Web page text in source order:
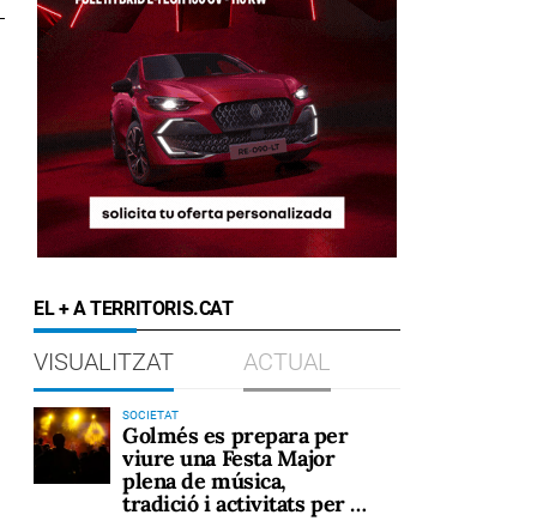
EL + A TERRITORIS.CAT
VISUALITZAT ACTUAL
SOCIETAT
Golmés es prepara per
viure una Festa Major
plena de música,
tradició i activitats per a